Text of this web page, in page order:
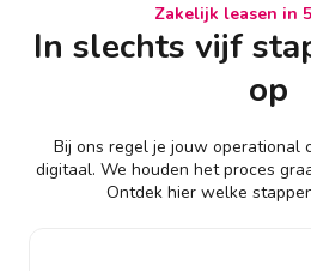
Zakelijk leasen in
In slechts vijf
op
Bij ons regel je jouw operational
digitaal. We houden het proces
Ontdek hier welke